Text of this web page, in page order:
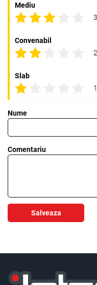
Mediu
Convenabil
Slab
Nume
Comentariu
Salveaza